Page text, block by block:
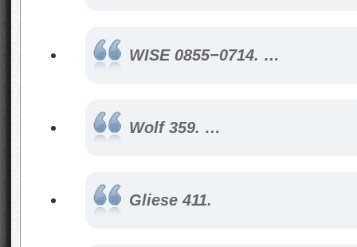
WISE 0855−0714. …
Wolf 359. …
Gliese 411.